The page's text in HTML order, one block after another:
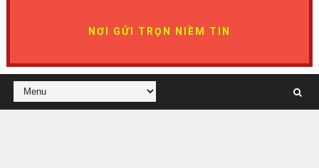
NƠI GỬI TRỌN NIỀM TIN